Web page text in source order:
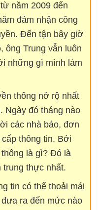
năm 2009 đến
đảm nhận công
Đến tận bây giờ
ông Trung vẫn luôn
những gì mình làm
thông nở rộ nhất
Ngày đó tháng nào
các nhà báo, đơn
thông tin. Bởi
là gì? Đó là
trung thực nhất.
tin có thể thoải mái
ra đến mức nào